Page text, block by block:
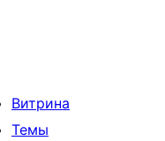
Витрина
Темы